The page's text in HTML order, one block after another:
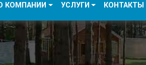
КОМПАНИИ УСЛУГИ КОНТАКТЫ